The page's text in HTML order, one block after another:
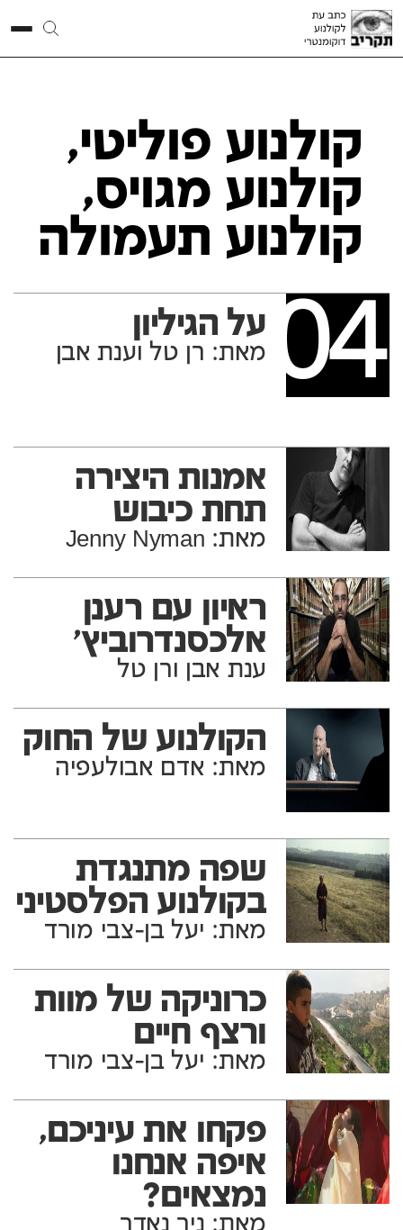
קולנוע פוליטי,
קולנוע מגויס,
קולנוע תעמולה
04 על הגיליון
מאת: רן טל וענת אבן
אמנות היצירה
תחת כיבוש
מאת: Jenny Nyman
ראיון עם רענן
אלכסנדרוביץ'
ענת אבן ורן טל
הקולנוע של החוק
מאת: אדם אבולעפיה
שפה מתנגדת
בקולנוע הפלסטיני
מאת: יעל בן-צבי מורד
כרוניקה של מוות
ורצף חיים
מאת: יעל בן-צבי מורד
פקחו את עיניכם,
איפה אנחנו
נמצאים?
מאת: ניר נאדר